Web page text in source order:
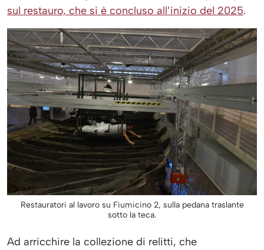
sul restauro, che si è concluso all’inizio del 2025.
Restauratori al lavoro su Fiumicino 2, sulla pedana traslante
sotto la teca.
Ad arricchire la collezione di relitti, che